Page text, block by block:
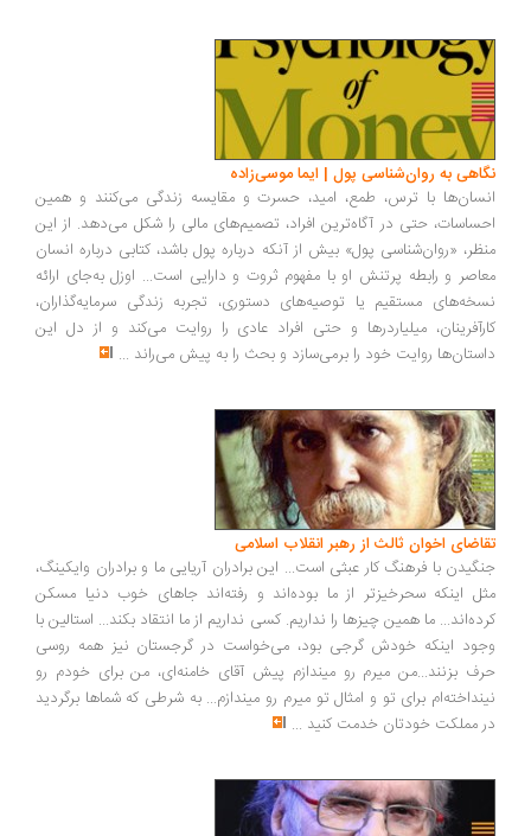
به روان‌شناسی پول | ایما موسی‌زاده
با ترس، طمع، امید، حسرت و مقایسه زندگی می‌کنند و همین
حتی در آگاه‌ترین افراد، تصمیم‌های مالی را شکل می‌دهد. از این
«روان‌شناسی پول» بیش از آنکه درباره پول باشد، کتابی درباره انسان
و رابطه پرتنش او با مفهوم ثروت و دارایی است... اوزل به‌جای ارائه
مستقیم یا توصیه‌های دستوری، تجربه زندگی سرمایه‌گذاران،
میلیاردرها و حتی افراد عادی را روایت می‌کند و از دل این
روایت خود را برمی‌سازد و بحث را به پیش می‌راند ...
اخوان ثالث از رهبر انقلاب اسلامی
با فرهنگ کار عبثی است... این برادران آریایی ما و برادران وایکینگ،
اینکه سحرخیزتر از ما بوده‌اند و رفته‌اند جاهای خوب دنیا مسکن
ما همین چیزها را نداریم. کسی نداریم از ما انتقاد بکند... استالین با
اینکه خودش گرجی بود، می‌خواست در گرجستان نیز همه روسی
بزنند...من میرم رو میندازم پیش آقای خامنه‌ای، من برای خودم رو
برای تو و امثال تو میرم رو میندازم... به شرطی که شماها برگردید
مملکت خودتان خدمت کنید...